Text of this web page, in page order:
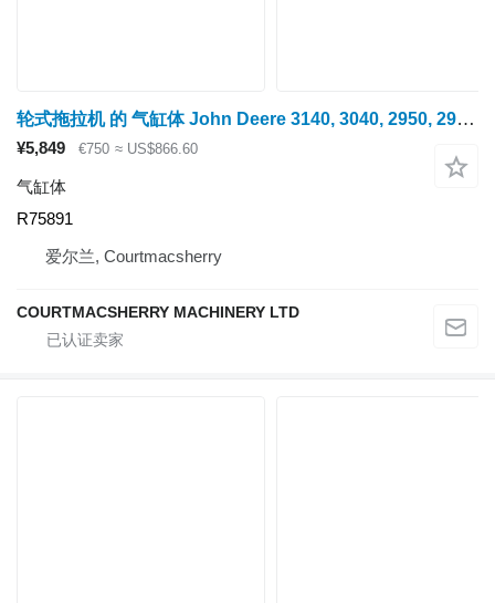
轮式拖拉机 的 气缸体 John Deere 3140, 3040, 2950, 2940 Engine Block R75891, Ar102254, Re55340, R
¥5,849 €750 ≈ US$866.60
气缸体
R75891
爱尔兰, Courtmacsherry
COURTMACSHERRY MACHINERY LTD